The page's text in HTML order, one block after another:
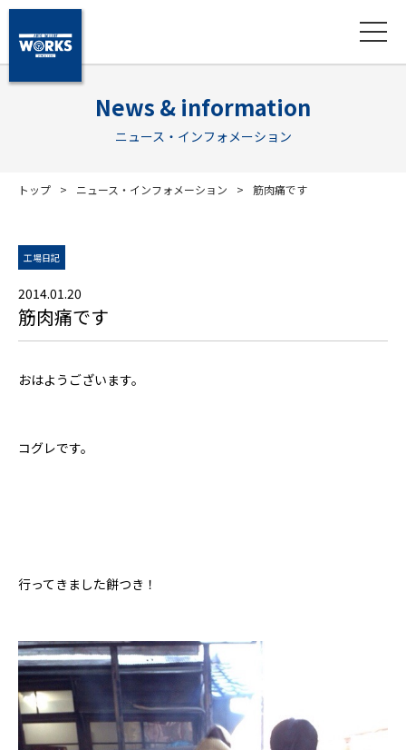
News & information
ニュース・インフォメーション
トップ ニュース・インフォメーション 筋肉痛です
工場日記
2014.01.20
筋肉痛です
おはようございます。
コグレです。
行ってきました餅つき！